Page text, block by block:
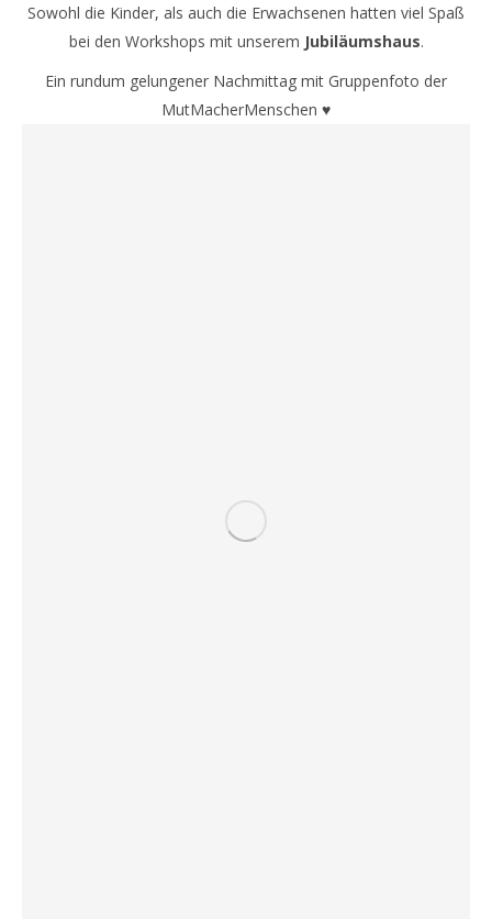
Sowohl die Kinder, als auch die Erwachsenen hatten viel Spaß
bei den Workshops mit unserem Jubiläumshaus.
Ein rundum gelungener Nachmittag mit Gruppenfoto der
MutMacherMenschen ♥